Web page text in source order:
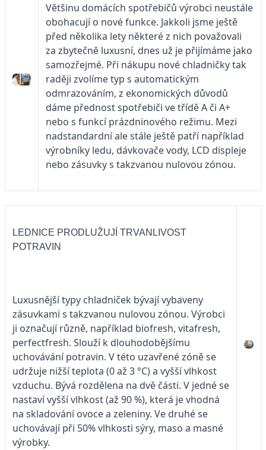
Většinu domácích spotřebičů výrobci neustále
obohacují o nové funkce. Jakkoli jsme ještě
před několika lety některé z nich považovali
za zbytečně luxusní, dnes už je přijímáme jako
samozřejmé. Při nákupu nové chladničky tak
raději zvolíme typ s automatickým
odmrazováním, z ekonomických důvodů
dáme přednost spotřebiči ve třídě A či A+
nebo s funkcí prázdninového režimu. Mezi
nadstandardní ale stále ještě patří například
výrobníky ledu, dávkovače vody, LCD displeje
nebo zásuvky s takzvanou nulovou zónou.
LEDNICE PRODLUŽUJÍ TRVANLIVOST
POTRAVIN
Luxusnější typy chladniček bývají vybaveny
zásuvkami s takzvanou nulovou zónou. Výrobci
ji označují různě, například biofresh, vitafresh,
perfectfresh. Slouží k dlouhodobějšímu
uchovávání potravin. V této uzavřené zóně se
udržuje nižší teplota (0 až 3 °C) a vyšší vlhkost
vzduchu. Bývá rozdělena na dvě části. V jedné se
nastaví vyšší vlhkost (až 90 %), která je vhodná
na skladování ovoce a zeleniny. Ve druhé se
uchovávají při 50% vlhkosti sýry, maso a masné
výrobky.